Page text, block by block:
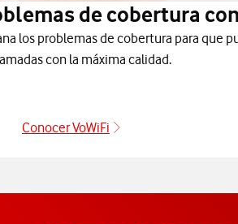
de cobertura
los problemas de cobertura para que
con la máxima calidad.
Conocer VoWiFi